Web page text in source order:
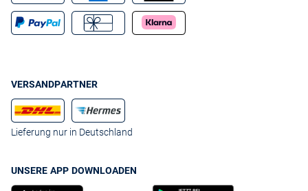
VERSANDPARTNER
Lieferung nur in Deutschland
UNSERE APP DOWNLOADEN